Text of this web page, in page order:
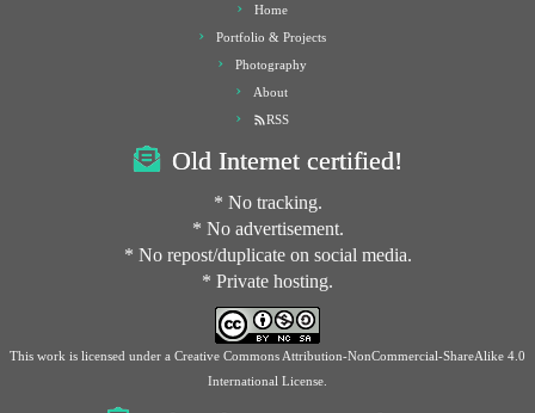
Home
Portfolio & Projects
Photography
About
RSS
Old Internet certified!
* No tracking.
* No advertisement.
* No repost/duplicate on social media.
* Private hosting.
This work is licensed under a Creative Commons Attribution-NonCommercial-ShareAlike 4.0
International License